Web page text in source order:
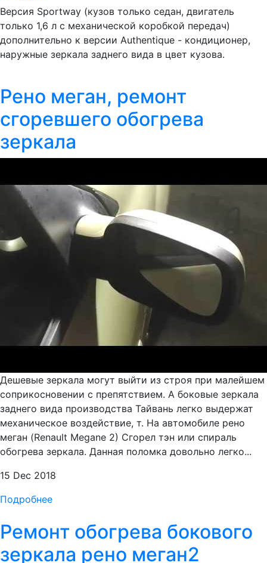
Версия Sportway (кузов только седан, двигатель
только 1,6 л с механической коробкой передач)
дополнительно к версии Authentique - кондиционер,
наружные зеркала заднего вида в цвет кузова.
Рено меган, ремонт
сгоревшего обогрева
зеркала
Дешевые зеркала могут выйти из строя при малейшем
соприкосновении с препятствием. А боковые зеркала
заднего вида производства Тайвань легко выдержат
механическое воздействие, т. На автомобиле рено
меган (Renault Megane 2) Сгорел тэн или спираль
обогрева зеркала. Данная поломка довольно легко...
15 Dec 2018
Подробнее
Ремонт обогрева бокового
зеркала рено меган2